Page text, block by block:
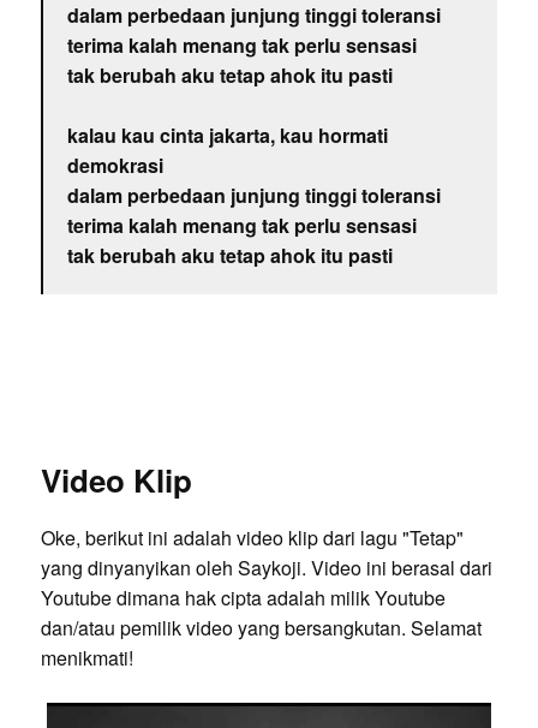
dalam perbedaan junjung tinggi toleransi
terima kalah menang tak perlu sensasi
tak berubah aku tetap ahok itu pasti
kalau kau cinta jakarta, kau hormati
demokrasi
dalam perbedaan junjung tinggi toleransi
terima kalah menang tak perlu sensasi
tak berubah aku tetap ahok itu pasti
Video Klip
Oke, berikut ini adalah video klip dari lagu "Tetap"
yang dinyanyikan oleh Saykoji. Video ini berasal dari
Youtube dimana hak cipta adalah milik Youtube
dan/atau pemilik video yang bersangkutan. Selamat
menikmati!